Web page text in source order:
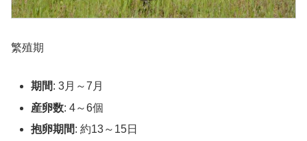
繁殖期
期間: 3月～7月
産卵数: 4～6個
抱卵期間: 約13～15日